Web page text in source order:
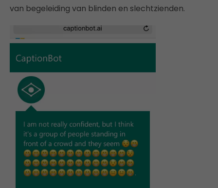
van begeleiding van blinden en slechtzienden.